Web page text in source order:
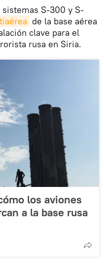
sistemas S-300 y S-
de la base aérea
clave para el
rusa en Siria.
los aviones
a la base rusa